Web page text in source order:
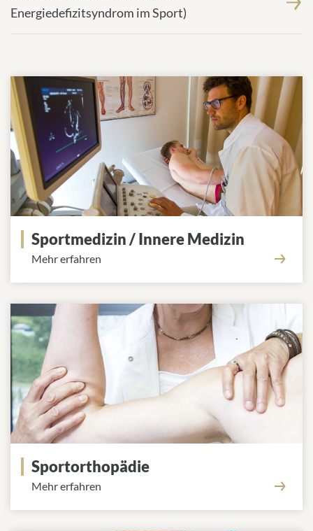
Energiedefizitsyndrom im Sport)
Sportmedizin / Innere Medizin
Mehr erfahren
Sportorthopädie
Mehr erfahren